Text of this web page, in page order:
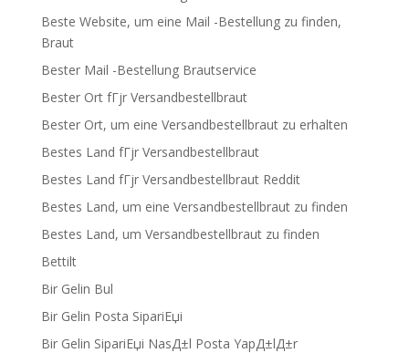
Beste Website, um eine Mail -Bestellung zu finden,
Braut
Bester Mail -Bestellung Brautservice
Bester Ort fГјr Versandbestellbraut
Bester Ort, um eine Versandbestellbraut zu erhalten
Bestes Land fГјr Versandbestellbraut
Bestes Land fГјr Versandbestellbraut Reddit
Bestes Land, um eine Versandbestellbraut zu finden
Bestes Land, um Versandbestellbraut zu finden
Bettilt
Bir Gelin Bul
Bir Gelin Posta SipariЕџi
Bir Gelin SipariЕџi NasД±l Posta YapД±lД±r